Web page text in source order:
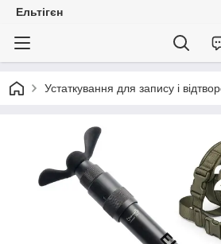
Ельтігєн
Устаткування для запису і